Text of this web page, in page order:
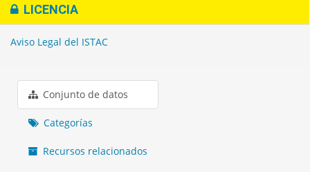
LICENCIA
Aviso Legal del ISTAC
Conjunto de datos
Categorías
Recursos relacionados